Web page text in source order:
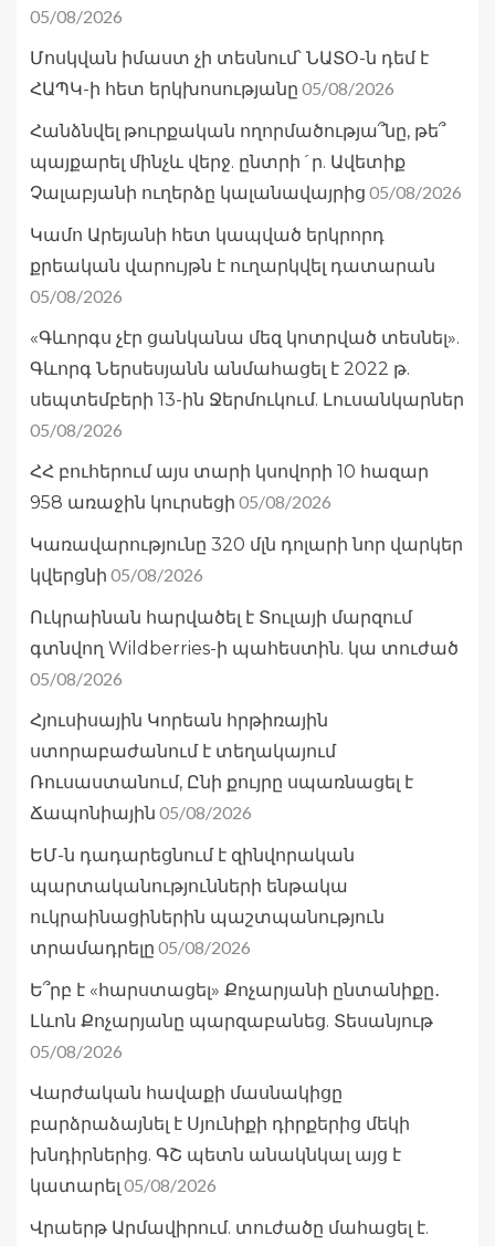
05/08/2026
Մոսկվան իմաստ չի տեսնում՝ ՆԱՏՕ-ն դեմ է
ՀԱՊԿ-ի հետ երկխոսությանը 05/08/2026
Հանձնվել թուրքական ողորմածությա՞նը, թե՞
պայքարել մինչև վերջ. ընտրի´ր. Ավետիք
Չալաբյանի ուղերձը կալանավայրից 05/08/2026
Կամո Արեյանի հետ կապված երկրորդ
քրեական վարույթն է ուղարկվել դատարան
05/08/2026
«Գևորգս չէր ցանկանա մեզ կոտրված տեսնել».
Գևորգ Ներսեսյանն անմահացել է 2022 թ.
սեպտեմբերի 13-ին Ջերմուկում. Լուսանկարներ
05/08/2026
ՀՀ բուհերում այս տարի կսովորի 10 հազար
958 առաջին կուրսեցի 05/08/2026
Կառավարությունը 320 մլն դոլարի նոր վարկեր
կվերցնի 05/08/2026
Ուկրաինան հարվածել է Տուլայի մարզում
գտնվող Wildberries-ի պահեստին. կա տուժած
05/08/2026
Հյուսիսային Կորեան հրթիռային
ստորաբաժանում է տեղակայում
Ռուսաստանում, Ընի քույրը սպառնացել է
Ճապոնիային 05/08/2026
ԵՄ-ն դադարեցնում է զինվորական
պարտականությունների ենթակա
ուկրաինացիներին պաշտպանություն
տրամադրելը 05/08/2026
Ե՞րբ է «հարստացել» Քոչարյանի ընտանիքը․
Լևոն Քոչարյանը պարզաբանեց. Տեսանյութ
05/08/2026
Վարժական հավաքի մասնակիցը
բարձրաձայնել է Սյունիքի դիրքերից մեկի
խնդիրներից. ԳՇ պետն անակնկալ այց է
կատարել 05/08/2026
Վրաերթ Արմավիրում. տուժածը մահացել է.